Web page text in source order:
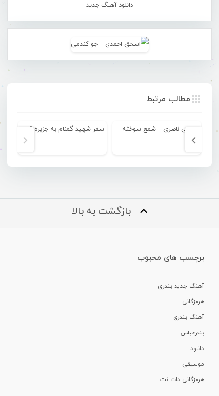
دانلود آهنگ جدید
مطالب مرتبط
علی ناصری – شمع سوختَه
بازگشت به بالا
برچسب های محبوب
آهنگ جدید بندری
هرمزگانی
آهنگ بندری
بندرعباس
دانلود
موسیقی
هرمزگانی دات نت